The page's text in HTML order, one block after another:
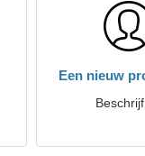
Een nieuw